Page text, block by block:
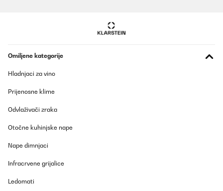
Omiljene kategorije
Hladnjaci za vino
Prijenosne klime
Odvlaživači zraka
Otočne kuhinjske nape
Nape dimnjaci
Infracrvene grijalice
Ledomati